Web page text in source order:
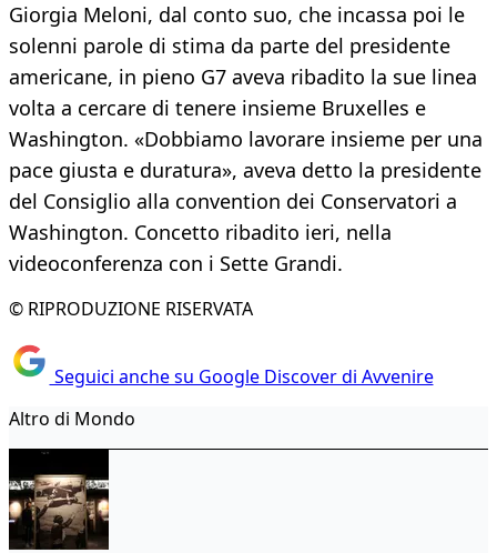
Giorgia Meloni, dal conto suo, che incassa poi le
solenni parole di stima da parte del presidente
americane, in pieno G7 aveva ribadito la sue linea
volta a cercare di tenere insieme Bruxelles e
Washington. «Dobbiamo lavorare insieme per una
pace giusta e duratura», aveva detto la presidente
del Consiglio alla convention dei Conservatori a
Washington. Concetto ribadito ieri, nella
videoconferenza con i Sette Grandi.
© RIPRODUZIONE RISERVATA
Seguici anche su Google Discover di Avvenire
Altro di Mondo